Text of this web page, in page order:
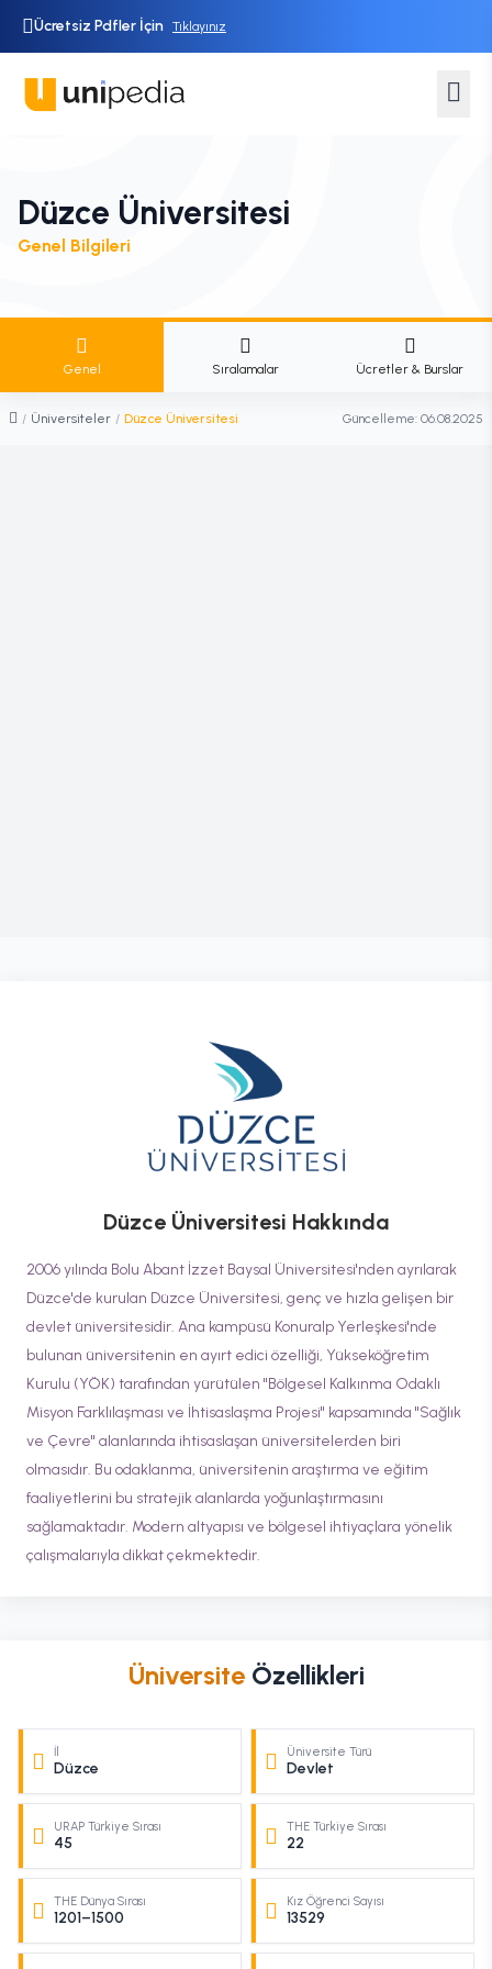
Ücretsiz Pdfler İçin Tıklayınız
Düzce Üniversitesi
Genel Bilgileri
Genel Sıralamalar Ücretler & Burslar
/ Üniversiteler / Düzce Üniversitesi Güncelleme: 06.08.2025
Düzce Üniversitesi Hakkında
2006 yılında Bolu Abant İzzet Baysal Üniversitesi'nden ayrılarak
Düzce'de kurulan Düzce Üniversitesi, genç ve hızla gelişen bir
devlet üniversitesidir. Ana kampüsü Konuralp Yerleşkesi'nde
bulunan üniversitenin en ayırt edici özelliği, Yükseköğretim
Kurulu (YÖK) tarafından yürütülen "Bölgesel Kalkınma Odaklı
Misyon Farklılaşması ve İhtisaslaşma Projesi" kapsamında "Sağlık
ve Çevre" alanlarında ihtisaslaşan üniversitelerden biri
olmasıdır. Bu odaklanma, üniversitenin araştırma ve eğitim
faaliyetlerini bu stratejik alanlarda yoğunlaştırmasını
sağlamaktadır. Modern altyapısı ve bölgesel ihtiyaçlara yönelik
çalışmalarıyla dikkat çekmektedir.
Üniversite Özellikleri
İl
Düzce
Üniversite Türü
Devlet
URAP Türkiye Sırası
45
THE Türkiye Sırası
22
THE Dünya Sırası
1201–1500
Kız Öğrenci Sayısı
13529